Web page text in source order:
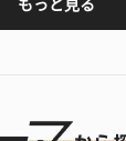
もっと見る